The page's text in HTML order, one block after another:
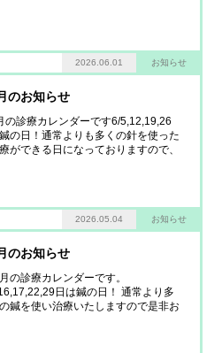
2026.06.01 お知らせ
のお知らせ
の診療カレンダーです6/5,12,19,26
の日！通常よりも多くの針を使った
ができる日になっておりますので、
2026.05.04 お知らせ
のお知らせ
の診療カレンダーです。
日は鍼の日！ 通常より多
鍼を使い治療いたしますので是非お